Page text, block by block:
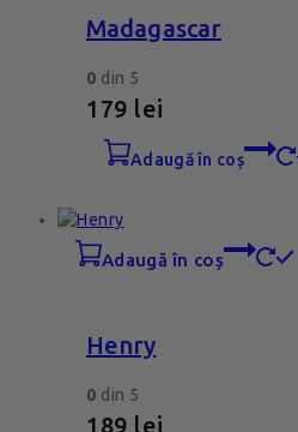
Madagascar
0 din 5
179 lei
adaugă în coș
adaugă în coș
Henry
0 din 5
189 lei